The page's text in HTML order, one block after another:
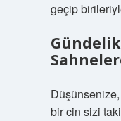
geçip
bir cin sizi